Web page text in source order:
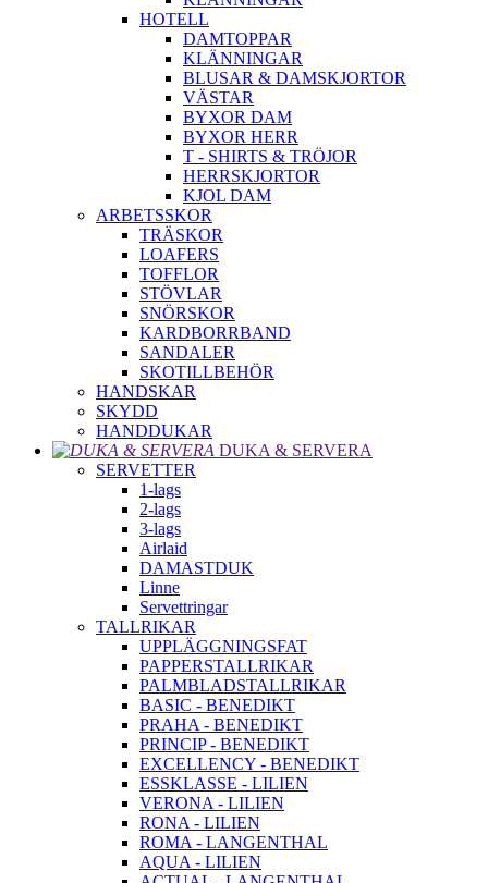
HOTELL
DAMTOPPAR
KLÄNNINGAR
BLUSAR & DAMSKJORTOR
VÄSTAR
BYXOR DAM
BYXOR HERR
T - SHIRTS & TRÖJOR
HERRSKJORTOR
KJOL DAM
ARBETSSKOR
TRÄSKOR
LOAFERS
TOFFLOR
STÖVLAR
SNÖRSKOR
KARDBORRBAND
SANDALER
SKOTILLBEHÖR
HANDSKAR
SKYDD
HANDDUKAR
DUKA & SERVERA
SERVETTER
1-lags
2-lags
3-lags
Airlaid
DAMASTDUK
Linne
Servettringar
TALLRIKAR
UPPLÄGGNINGSFAT
PAPPERSTALLRIKAR
PALMBLADSTALLRIKAR
BASIC - BENEDIKT
PRAHA - BENEDIKT
PRINCIP - BENEDIKT
EXCELLENCY - BENEDIKT
ESSKLASSE - LILIEN
VERONA - LILIEN
RONA - LILIEN
ROMA - LANGENTHAL
AQUA - LILIEN